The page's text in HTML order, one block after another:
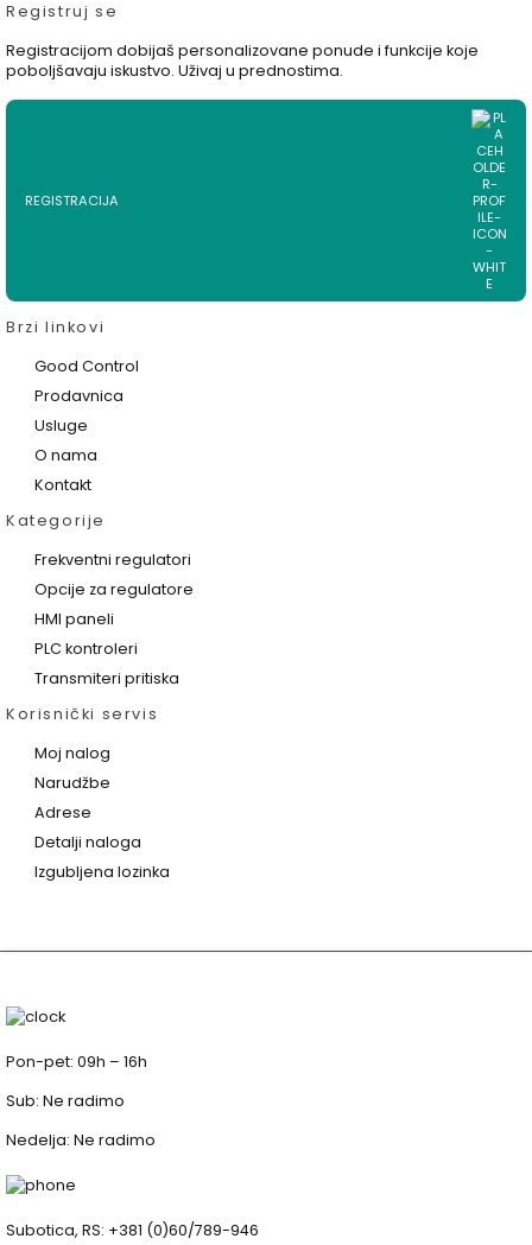
Registruj se
Registracijom dobijaš personalizovane ponude i funkcije koje
poboljšavaju iskustvo. Uživaj u prednostima.
REGISTRACIJA
Brzi linkovi
Good Control
Prodavnica
Usluge
O nama
Kontakt
Kategorije
Frekventni regulatori
Opcije za regulatore
HMI paneli
PLC kontroleri
Transmiteri pritiska
Korisnički servis
Moj nalog
Narudžbe
Adrese
Detalji naloga
Izgubljena lozinka
Pon-pet: 09h – 16h
Sub: Ne radimo
Nedelja: Ne radimo
Subotica, RS: +381 (0)60/789-946